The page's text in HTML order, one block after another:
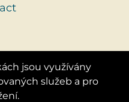
jsou využívány
služeb a pro